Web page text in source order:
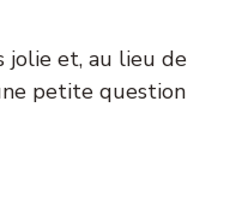
jolie et, au lieu de
petite question